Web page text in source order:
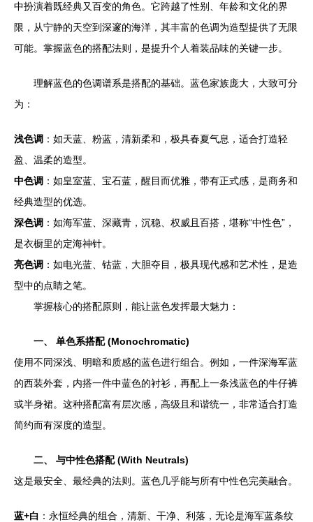
中扮演着既经典又百变的角色。它跨越了性别、年龄和文化的界
限，从宁静的天空到深邃的海洋，其丰富的色调为造型提供了无限
可能。掌握蓝色的搭配法则，是提升个人着装品味的关键一步。
理解蓝色的色调谱系是搭配的基础。蓝色家族庞大，大致可分
为：
浅色调 ：如天蓝、粉蓝，清新柔和，极具春夏气息，适合打造轻
盈、温柔的造型。
中色调 ：如皇室蓝、宝石蓝，醒目而优雅，带有正式感，是商务和
经典造型的优选。
深色调 ：如海军蓝、深藏青，沉稳、权威且百搭，堪称“中性色”，
是衣橱里的定海神针。
亮色调 ：如电光蓝、钴蓝，大胆夺目，极具现代感和艺术性，是造
型中的点睛之笔。
掌握核心的搭配原则，能让蓝色发挥最大魅力：
一、 单色系搭配 (Monochromatic)
使用不同深浅、明暗和质感的蓝色进行组合。例如，一件深海军蓝
的西装外套，内搭一件中蓝色的衬衫，再配上一条浅蓝色的牛仔裤
或半身裙。这种搭配富有层次感，高级且和谐统一，非常适合打造
简约而有深度的造型。
二、 与中性色搭配 (With Neutrals)
这是最安全、最经典的法则。蓝色几乎能与所有中性色完美融合。
蓝+白 ：永恒经典的组合，清新、干净、利落，无论是海军蓝条纹